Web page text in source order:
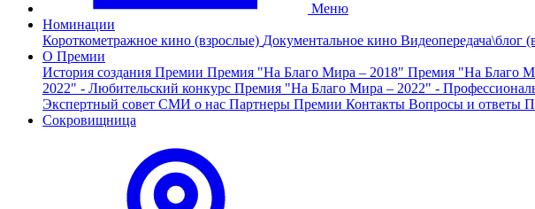
Меню
Номинации
Короткометражное кино (взрослые) Документальное кино Видеопередача\блог
О Премии
История создания Премии Премия "На Благо Мира – 2018" Премия "На Благо
2022" - Любительский конкурс Премия "На Благо Мира – 2022" -
Экспертный совет СМИ о нас Партнеры Премии Контакты Вопросы и ответы
Сокровищница